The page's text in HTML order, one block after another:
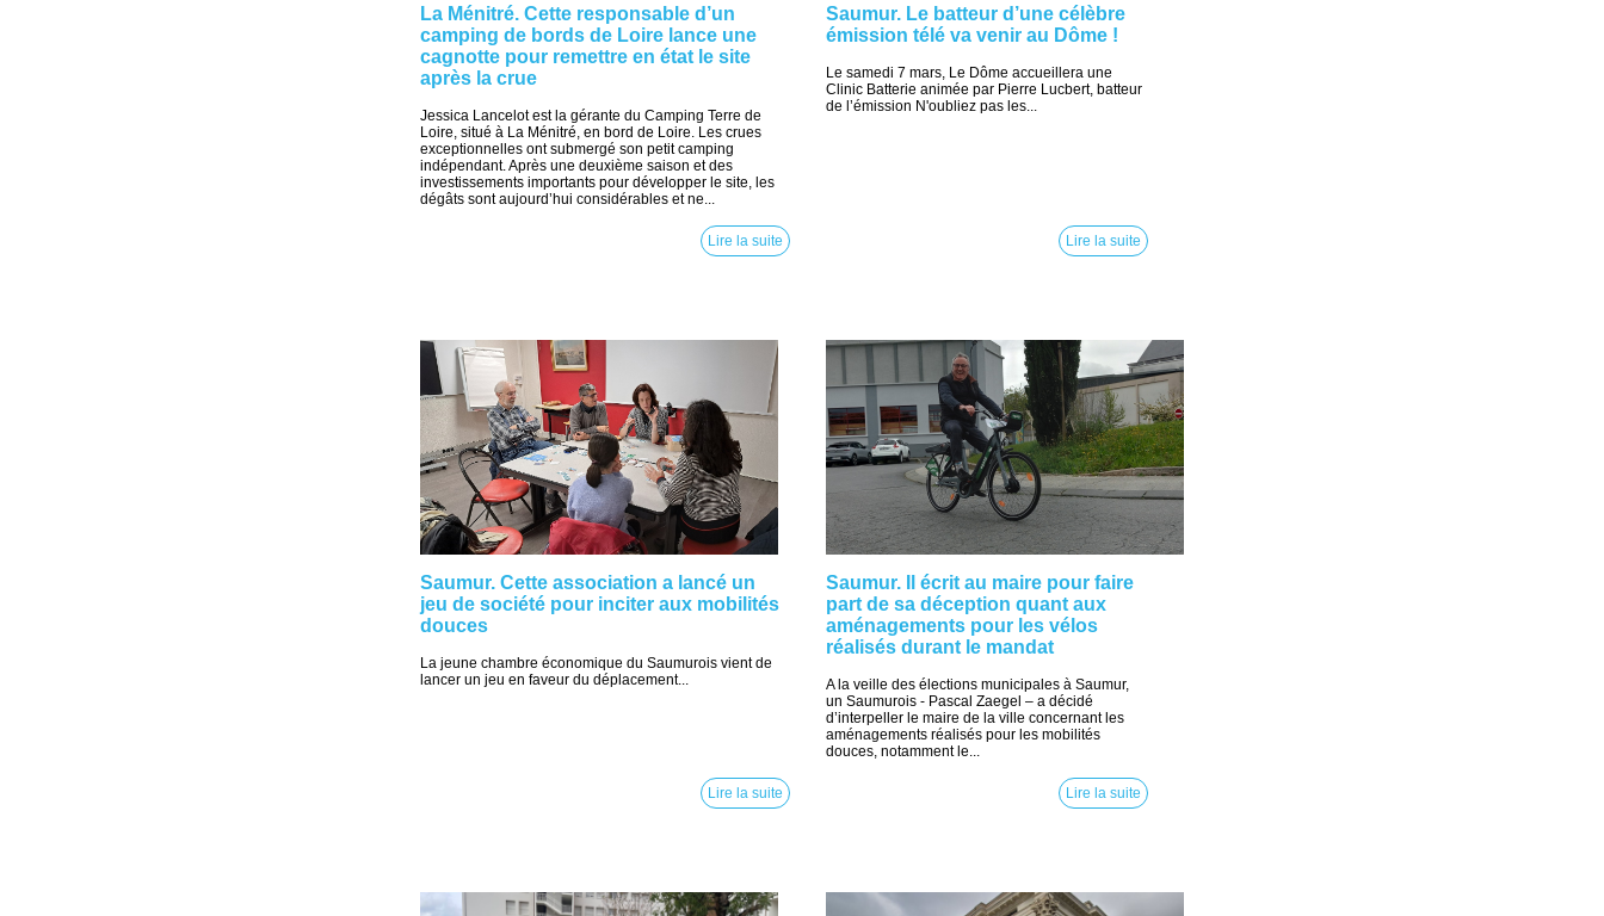
La Ménitré. Cette responsable d’un
camping de bords de Loire lance une
cagnotte pour remettre en état le site
après la crue
Jessica Lancelot est la gérante du Camping Terre de
Loire, situé à La Ménitré, en bord de Loire. Les crues
exceptionnelles ont submergé son petit camping
indépendant. Après une deuxième saison et des
investissements importants pour développer le site, les
dégâts sont aujourd’hui considérables et ne...
Lire la suite
Saumur. Le batteur d’une célèbre
émission télé va venir au Dôme !
Le samedi 7 mars, Le Dôme accueillera une
Clinic Batterie animée par Pierre Lucbert, batteur
de l’émission N'oubliez pas les...
Lire la suite
Saumur. Cette association a lancé un
jeu de société pour inciter aux mobilités
douces
La jeune chambre économique du Saumurois vient de
lancer un jeu en faveur du déplacement...
Lire la suite
Saumur. Il écrit au maire pour faire
part de sa déception quant aux
aménagements pour les vélos
réalisés durant le mandat
A la veille des élections municipales à Saumur,
un Saumurois - Pascal Zaegel – a décidé
d’interpeller le maire de la ville concernant les
aménagements réalisés pour les mobilités
douces, notamment le...
Lire la suite